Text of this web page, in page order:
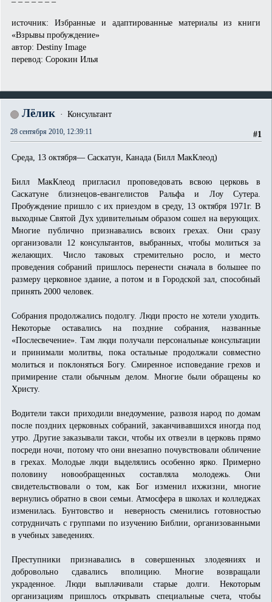
источник: Избранные и адаптированные материалы из книги
«Взрывы пробуждение»
автор: Destiny Image
перевод: Сорокин Илья
Лёлик Консультант
#1
28 сентября 2010, 12:39:11
Среда, 13 октября— Саскатун, Канада (Билл МакКлеод)
Билл МакКлеод пригласил проповедовать всвою церковь в
Саскатуне близнецов-евангелистов Ральфа и Лоу Сутера.
Пробуждение пришло с их приездом в среду, 13 октября 1971г. В
выходные Святой Дух удивительным образом сошел на верующих.
Многие публично признавались всвоих грехах. Они сразу
организовали 12 консультантов, выбранных, чтобы молиться за
желающих. Число таковых стремительно росло, и место
проведения собраний пришлось перенести сначала в большее по
размеру церковное здание, а потом и в Городской зал, способный
принять 2000 человек.
Собрания продолжались подолгу. Люди просто не хотели уходить.
Некоторые оставались на поздние собрания, названные
«Послесвечение». Там люди получали персональные консультации
и принимали молитвы, пока остальные продолжали совместно
молиться и поклоняться Богу. Смиренное исповедание грехов и
примирение стали обычным делом. Многие были обращены ко
Христу.
Водители такси приходили внедоумение, развозя народ по домам
после поздних церковных собраний, заканчивавшихся иногда под
утро. Другие заказывали такси, чтобы их отвезли в церковь прямо
посреди ночи, потому что они внезапно почувствовали обличение
в грехах. Молодые люди выделялись особенно ярко. Примерно
половину новообращенных составляла молодежь. Они
свидетельствовали о том, как Бог изменил ихжизни, многие
вернулись обратно в свои семьи. Атмосфера в школах и колледжах
изменилась. Бунтовство и неверность сменились готовностью
сотрудничать с группами по изучению Библии, организованными
в учебных заведениях.
Преступники признавались в совершенных злодеяниях и
добровольно сдавались вполицию. Многие возвращали
украденное. Люди выплачивали старые долги. Некоторым
организациям пришлось открывать специальные счета, чтобы